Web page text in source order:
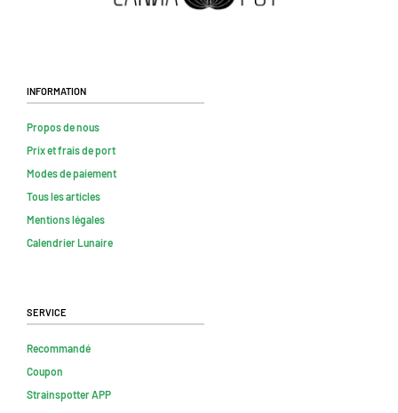
Information
Propos de nous
Prix et frais de port
Modes de paiement
Tous les articles
Mentions légales
Calendrier Lunaire
Service
Recommandé
Coupon
Strainspotter APP